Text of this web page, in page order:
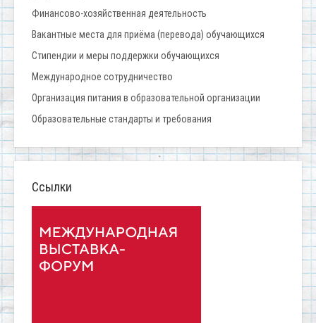
Финансово-хозяйственная деятельность
Вакантные места для приёма (перевода) обучающихся
Стипендии и меры поддержки обучающихся
Международное сотрудничество
Организация питания в образовательной организации
Образовательные стандарты и требования
Ссылки